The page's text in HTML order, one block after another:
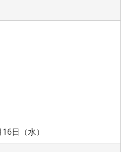
日（水）